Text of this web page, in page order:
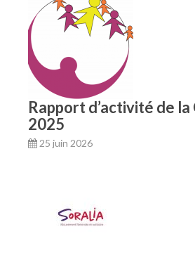
Rapport d’activité de la
2025
25 juin 2026